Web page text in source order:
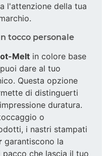
l'attenzione della tua
tocco personale
Melt in colore base
dare al tuo
Questa opzione
di distinguerti
duratura.
o
i nastri stampati
garantiscono la
pacco che lascia il tuo